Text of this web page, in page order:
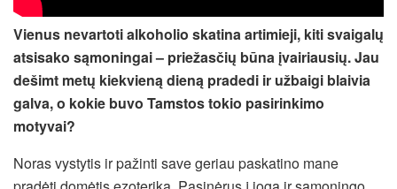
Vienus nevartoti alkoholio skatina artimieji, kiti svaigalų
atsisako sąmoningai – priežasčių būna įvairiausių. Jau
dešimt metų kiekvieną dieną pradedi ir užbaigi blaivia
galva, o kokie buvo Tamstos tokio pasirinkimo
motyvai?
Noras vystytis ir pažinti save geriau paskatino mane